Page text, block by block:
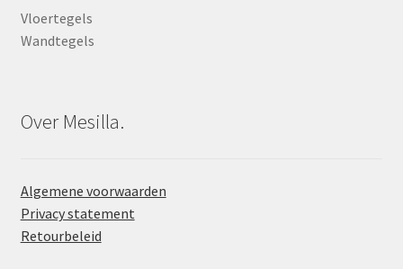
Vloertegels
Wandtegels
Over Mesilla.
Algemene voorwaarden
Privacy statement
Retourbeleid